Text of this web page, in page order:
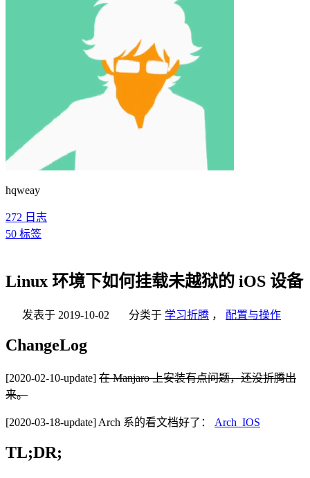
hqweay
272 日志
50 标签
Linux 环境下如何挂载未越狱的 iOS 设备
发表于 2019-10-02 分类于 学习折腾 ， 配置与操作
ChangeLog
[2020-02-10-update] 在 Manjaro 上安装有点问题，还没折腾出
来。
[2020-03-18-update] Arch 系的看文档好了： Arch_IOS
TL;DR;